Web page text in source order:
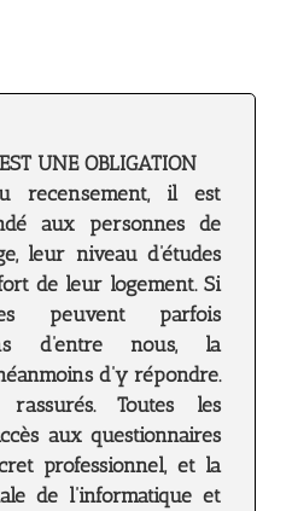
UNE OBLIGATION
recensement, il est
aux personnes de
leur niveau d’études
de leur logement. Si
peuvent parfois
d’entre nous, la
d’y répondre.
Toutes les
aux questionnaires
professionnel, et la
de l’informatique et